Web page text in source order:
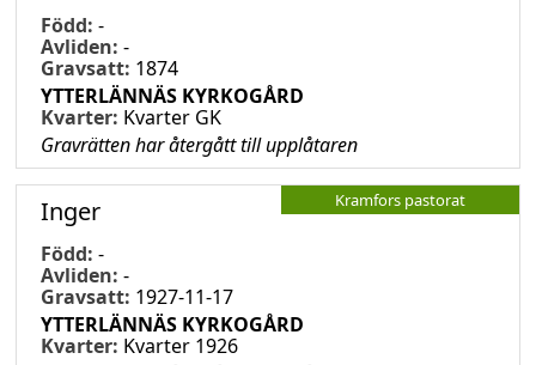
Född: -
Avliden: -
Gravsatt: 1874
YTTERLÄNNÄS KYRKOGÅRD
Kvarter: Kvarter GK
Gravrätten har återgått till upplåtaren
Kramfors pastorat
Inger
Född: -
Avliden: -
Gravsatt: 1927-11-17
YTTERLÄNNÄS KYRKOGÅRD
Kvarter: Kvarter 1926